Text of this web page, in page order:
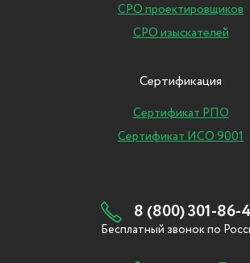
СРО проектировщиков
СРО изыскателей
Сертификация
Сертификат РПО
Сертификат ИСО 9001
8 (800) 301-86-
Бесплатный звонок по